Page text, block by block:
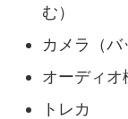
む）
カメラ（バ
オーディオ
トレカ